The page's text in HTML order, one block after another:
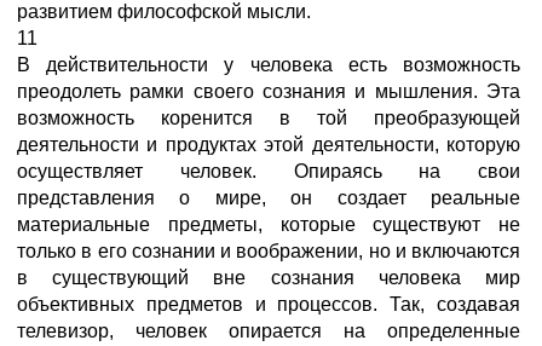
развитием философской мысли.
11
В действительности у человека есть возможность
преодолеть рамки своего сознания и мышления. Эта
возможность коренится в той преобразующей
деятельности и продуктах этой деятельности, которую
осуществляет человек. Опираясь на свои
представления о мире, он создает реальные
материальные предметы, которые существуют не
только в его сознании и воображении, но и включаются
в существующий вне сознания человека мир
объективных предметов и процессов. Так, создавая
телевизор, человек опирается на определенные